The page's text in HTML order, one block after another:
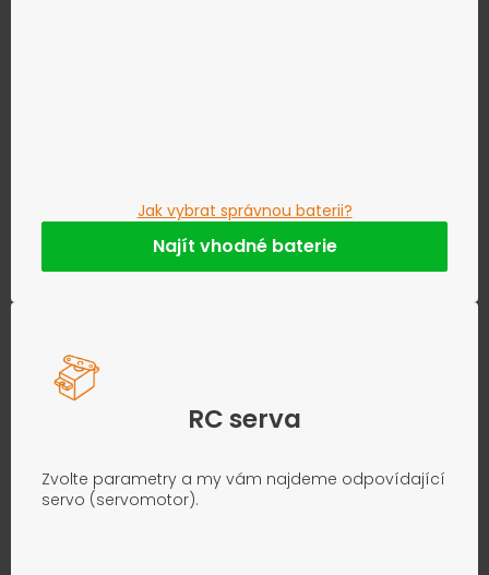
Jak vybrat správnou baterii?
Najít vhodné baterie
RC serva
Zvolte parametry a my vám najdeme odpovídající
servo (servomotor).